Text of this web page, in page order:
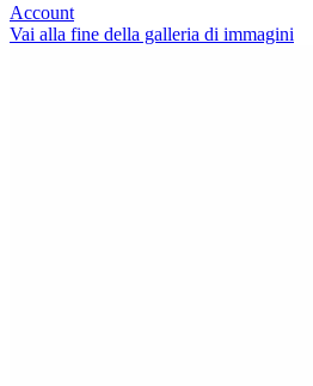
Account
Vai alla fine della galleria di immagini